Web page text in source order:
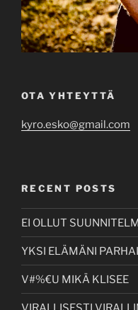
OTA YHTEYTTÄ
kyro.esko@gmail.com
RECENT POSTS
EI OLLUT
YKSI ELÄMÄNI
V#%€U MIKÄ KLISEE